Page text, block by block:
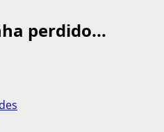
perdido...